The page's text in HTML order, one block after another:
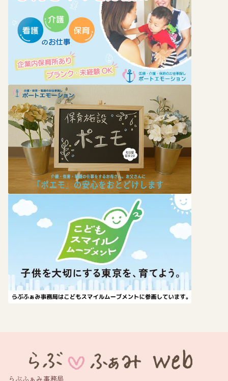
らぶふぁみ事務局